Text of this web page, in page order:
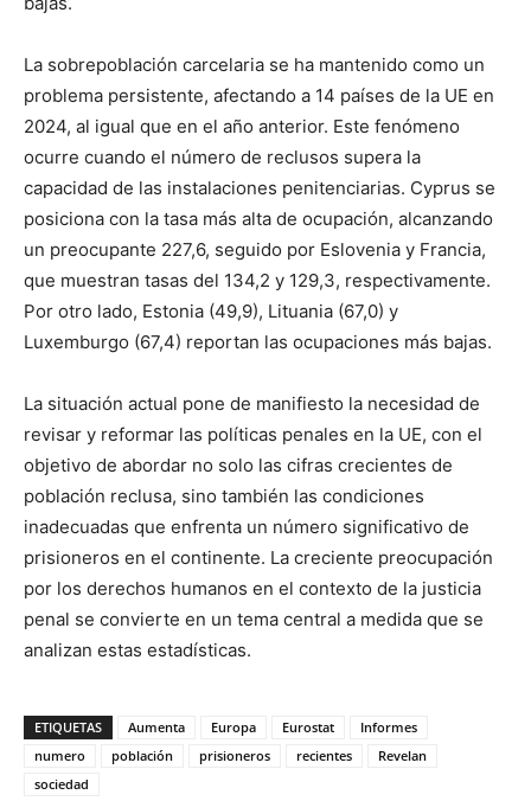
La sobrepoblación carcelaria se ha mantenido como un
problema persistente, afectando a 14 países de la UE en
2024, al igual que en el año anterior. Este fenómeno
ocurre cuando el número de reclusos supera la
capacidad de las instalaciones penitenciarias. Cyprus se
posiciona con la tasa más alta de ocupación, alcanzando
un preocupante 227,6, seguido por Eslovenia y Francia,
que muestran tasas del 134,2 y 129,3, respectivamente.
Por otro lado, Estonia (49,9), Lituania (67,0) y
Luxemburgo (67,4) reportan las ocupaciones más bajas.
La situación actual pone de manifiesto la necesidad de
revisar y reformar las políticas penales en la UE, con el
objetivo de abordar no solo las cifras crecientes de
población reclusa, sino también las condiciones
inadecuadas que enfrenta un número significativo de
prisioneros en el continente. La creciente preocupación
por los derechos humanos en el contexto de la justicia
penal se convierte en un tema central a medida que se
analizan estas estadísticas.
ETIQUETAS Aumenta Europa Eurostat
Informes
numero
población prisioneros recientes
Revelan
sociedad